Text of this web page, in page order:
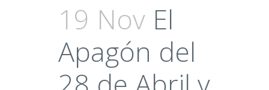
19 Nov El
Apagón del